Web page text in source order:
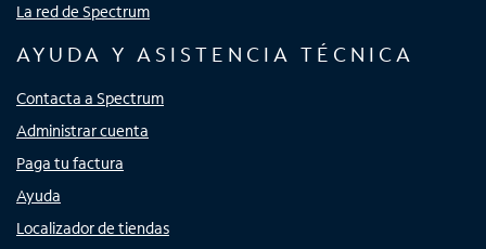
La red de Spectrum
AYUDA Y ASISTENCIA TÉCNICA
Contacta a Spectrum
Administrar cuenta
Paga tu factura
Ayuda
Localizador de tiendas